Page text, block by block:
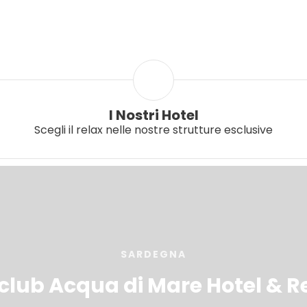
I Nostri Hotel
Scegli il relax nelle nostre strutture esclusive
SARDEGNA
Acqua di Mare Hotel &